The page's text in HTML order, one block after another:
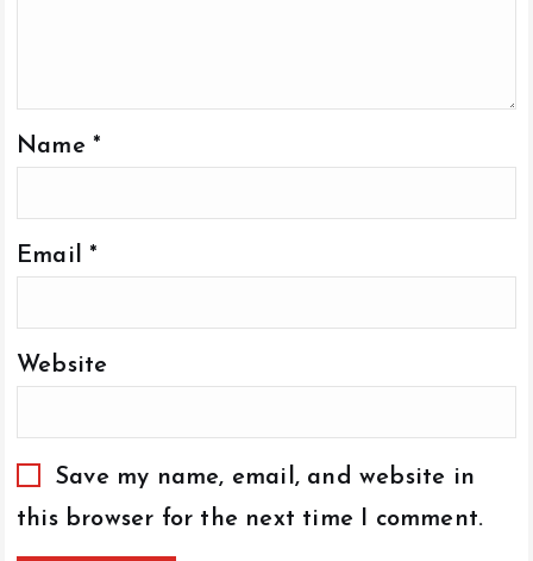
Name *
Email *
Website
Save my name, email, and website in
this browser for the next time I comment.